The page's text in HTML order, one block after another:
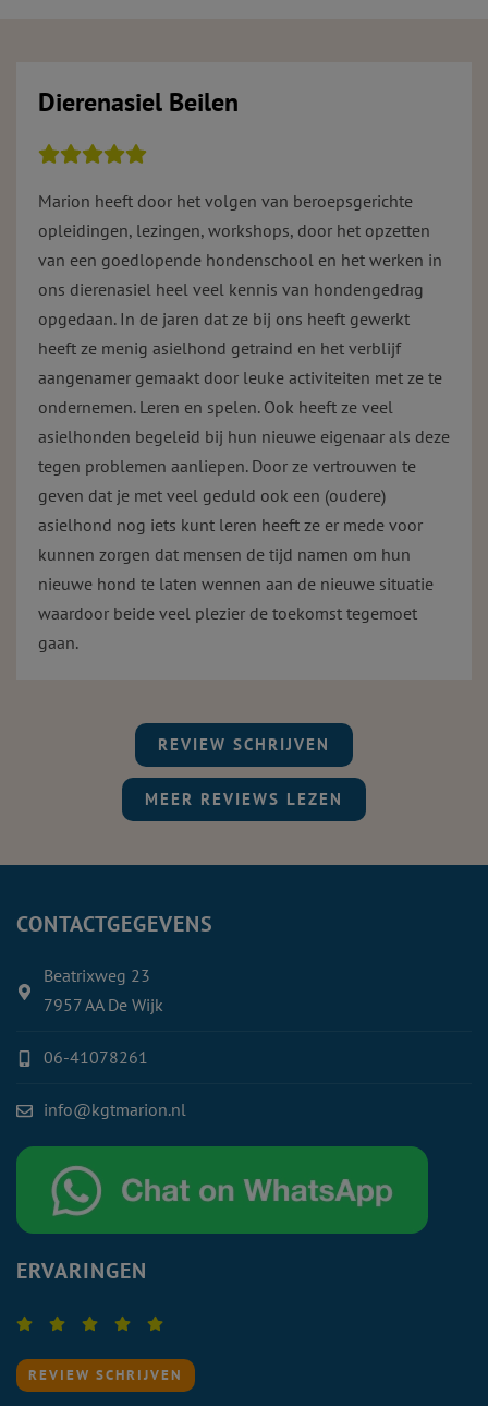
Dierenasiel Beilen
Marion heeft door het volgen van beroepsgerichte
opleidingen, lezingen, workshops, door het opzetten
van een goedlopende hondenschool en het werken in
ons dierenasiel heel veel kennis van hondengedrag
opgedaan. In de jaren dat ze bij ons heeft gewerkt
heeft ze menig asielhond getraind en het verblijf
aangenamer gemaakt door leuke activiteiten met ze te
ondernemen. Leren en spelen. Ook heeft ze veel
asielhonden begeleid bij hun nieuwe eigenaar als deze
tegen problemen aanliepen. Door ze vertrouwen te
geven dat je met veel geduld ook een (oudere)
asielhond nog iets kunt leren heeft ze er mede voor
kunnen zorgen dat mensen de tijd namen om hun
nieuwe hond te laten wennen aan de nieuwe situatie
waardoor beide veel plezier de toekomst tegemoet
gaan.
REVIEW SCHRIJVEN
MEER REVIEWS LEZEN
CONTACTGEGEVENS
Beatrixweg 23
7957 AA De Wijk
06-41078261
info@kgtmarion.nl
ERVARINGEN
REVIEW SCHRIJVEN